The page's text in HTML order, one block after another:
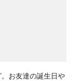
お友達の誕生日や